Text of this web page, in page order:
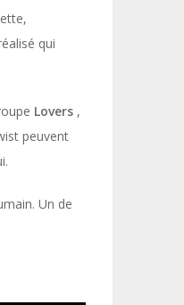
qui
Lovers ,
peuvent
Un de